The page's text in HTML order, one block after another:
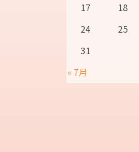
17
18
24
25
31
« 7月